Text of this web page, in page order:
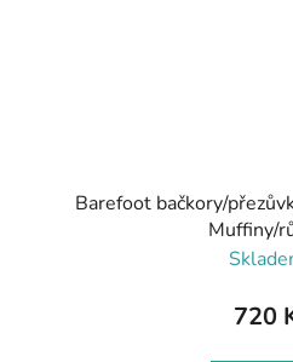
Barefoot bačkory/
Muffiny/
720